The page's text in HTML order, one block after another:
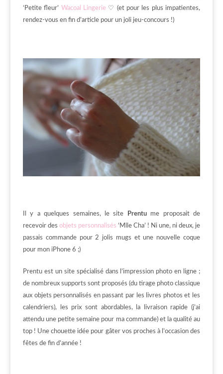
‘Petite fleur’ Wacoal Lingerie ♡ (et pour les plus impatientes,
rendez-vous en fin d’article pour un joli jeu-concours !)
Il y a quelques semaines, le site Prentume proposait de
recevoir des objets personnalisés ‘Mlle Cha’ ! Ni une, ni deux, je
passais commande pour 2 jolis mugs et une nouvelle coque
pour mon iPhone 6 ;)
Prentu est un site spécialisé dans l’impression photo en ligne ;
de nombreux supports sont proposés (du tirage photo classique
aux objets personnalisés en passant par les livres photos et les
calendriers), les prix sont abordables, la livraison rapide (j’ai
attendu une petite semaine pour ma commande) et la qualité au
top ! Une chouette idée pour gâter vos proches à l’occasion des
fêtes de fin d’année !